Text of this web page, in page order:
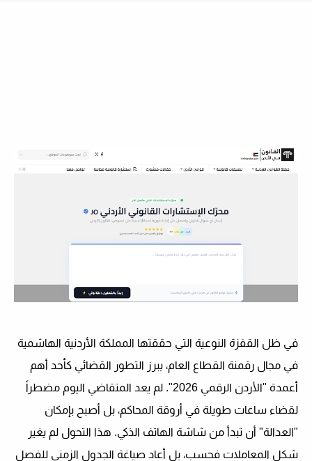
في ظل القفزة النوعية التي حققتها المملكة الأردنية الهاشمية
في مجال رقمنة القطاع العام، يبرز التطور القضائي كأحد أهم
أعمدة "الأردن الرقمي 2026". لم يعد المتقاضي اليوم مضطراً
لقضاء ساعات طويلة في أروقة المحاكم، بل أصبح بإمكان
"العدالة" أن تبدأ من شاشة الهاتف الذكي. هذا التحول لم يغير
شكل المعاملات فحسب، بل أعاد صياغة الجدول الزمني للفصل